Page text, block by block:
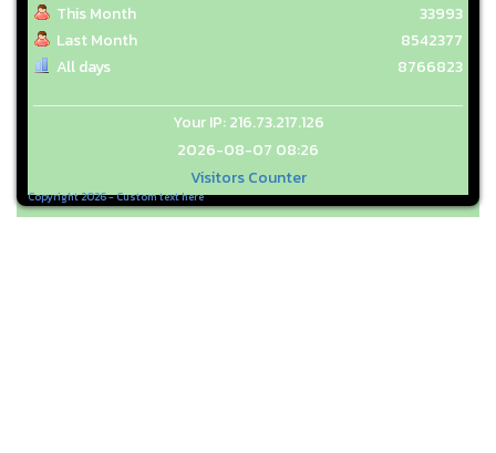
Copyright 2026 - Custom text here
This Month
Last Month
All days
33993
8542377
8766823
Your IP: 216.73.217.126
2026-08-07 08:26
Visitors Counter